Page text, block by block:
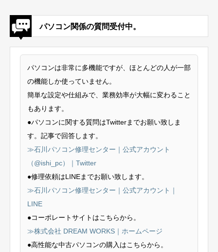
パソコン関係の質問受付中。
パソコンは非常に多機能ですが、ほとんどの人が一部
の機能しか使っていません。
簡単な設定や仕組みで、業務効率が大幅に変わること
もあります。
●パソコンに関する質問はTwitterまでお願い致しま
す。記事で回答します。
≫石川パソコン修理センター｜公式アカウント
（@ishi_pc）｜Twitter
●修理依頼はLINEまでお願い致します。
≫石川パソコン修理センター｜公式アカウント｜
LINE
●コーポレートサイトはこちらから。
≫株式会社 DREAM WORKS｜ホームページ
●高性能な中古パソコンの購入はこちらから。